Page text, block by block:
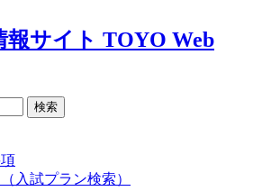
報サイト TOYO Web
検索
入試プラン検索）